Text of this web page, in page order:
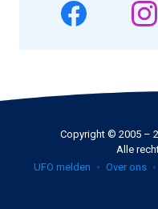
Copyright © 2005 –
Alle
UFO melden
Over ons